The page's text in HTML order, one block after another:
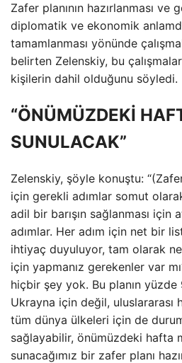
Zafer planının hazırlanması ve
diplomatik ve ekonomik
tamamlanması yönünde
belirten Zelenskiy, bu
kişilerin dahil olduğunu söyledi.
“ÖNÜMÜZDEKİ
SUNULACAK”
Zelenskiy, şöyle konuştu:
için gerekli adımlar somut
adil bir barışın sağlanması için
adımlar. Her adım için net bir
ihtiyaç duyuluyor, tam olarak
için yapmanız gerekenler var
hiçbir şey yok. Bu planın yüzde
Ukrayna için değil, uluslararası
tüm dünya ülkeleri için de
sağlayabilir, önümüzdeki hafta
sunacağımız bir zafer planı